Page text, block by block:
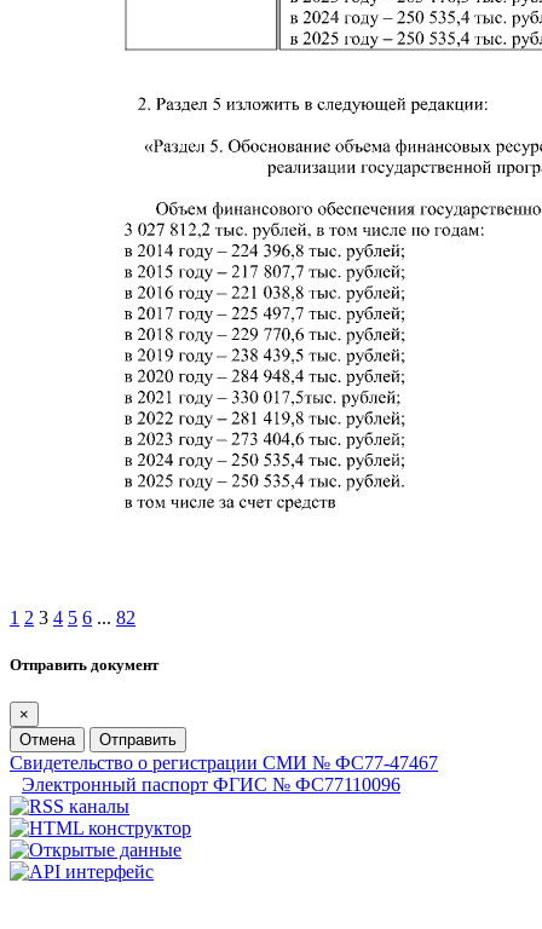
1 2 3 4 5 6 ... 82
Отправить документ
×
Отмена
Отправить
Свидетельство о регистрации СМИ № ФС77-47467
Электронный паспорт ФГИС № ФС77110096